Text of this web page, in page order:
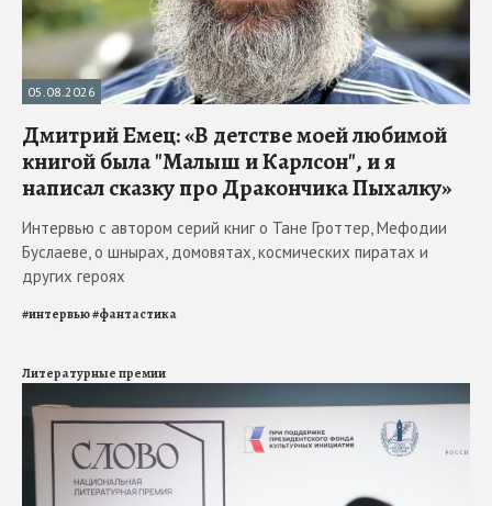
05.08.2026
Дмитрий Емец: «В детстве моей любимой
книгой была "Малыш и Карлсон", и я
написал сказку про Дракончика Пыхалку»
Интервью с автором серий книг о Тане Гроттер, Мефодии
Буслаеве, о шнырах, домовятах, космических пиратах и
других героях
#интервью#фантастика
Литературные премии